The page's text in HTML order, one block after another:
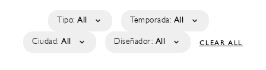
Tipo: All Temporada: All
Ciudad: All Diseñador: All CLEAR ALL